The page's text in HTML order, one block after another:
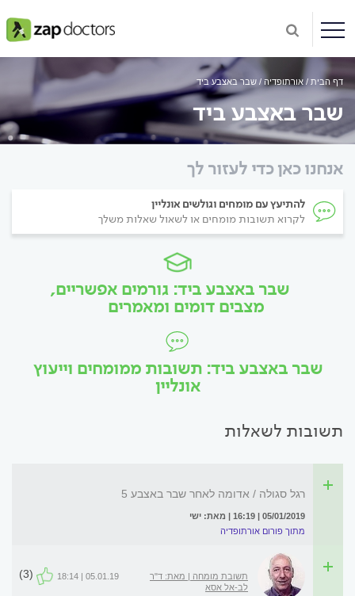
דף הבית אורתופדיה שבר באצבע ביד
שבר באצבע ביד
אנחנו כאן כדי לעזור לך
להתיעץ עם מומחים וגולשים אונליין
לקרוא תשובות מומחים או לשאול שאלות משלך
שבר באצבע ביד: גורמים אפשריים,
מצבים דומים ומאמרים
שבר באצבע ביד: תשובות ממומחים וייעוץ
אונליין
תשובות לשאלות
רגל סגולה / אדומה לאחר שבר באצבע 5
05/01/2019 | 16:19 | מאת: ישי
מתוך פורום אורתופדיה
תשובת מומחה | מאת: ד"ר
לב-אל אסא
05.01.19 | 18:14
(3)